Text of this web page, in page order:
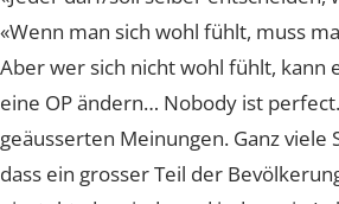
«Ich, Du, Er, Sie – bin schön wie ich
«Jeder darf/soll selber
«Wenn man sich wohl fühlt, muss
Aber wer sich nicht wohl fühlt,
eine OP ändern… Nobody ist